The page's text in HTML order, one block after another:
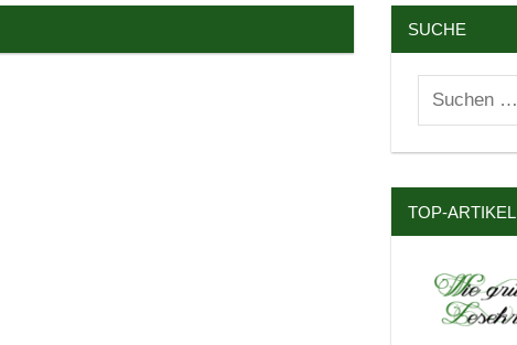
SUCHE
Suchen
nach:
TOP-ARTIKEL